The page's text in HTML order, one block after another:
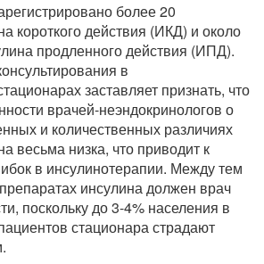
более 20
короткого действия (ИКД) и около
продленного действия (ИПД).
в
заставляет признать, что
врачей-неэндокринологов о
и количественных различиях
весьма низка, что приводит к
в инсулинотерапии. Между тем
инсулина должен врач
поскольку до 3-4% населения в
стационара страдают